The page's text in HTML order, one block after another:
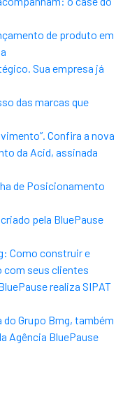
de produto em
Sua empresa já
das marcas que
Confira a nova
da Acid, assinada
de Posicionamento
pela BluePause
Como construir e
com seus clientes
realiza SIPAT
do Grupo Bmg, também
Agência BluePause